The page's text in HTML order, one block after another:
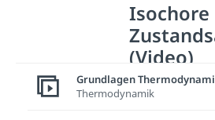
Isochore
(Video)
Weitere Infos
Grundlagen
Thermodynamik